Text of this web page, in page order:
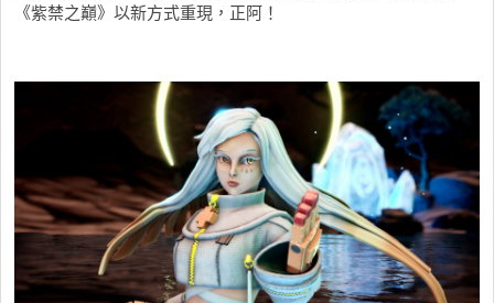
《紫禁之巔》以新方式重現，正阿！